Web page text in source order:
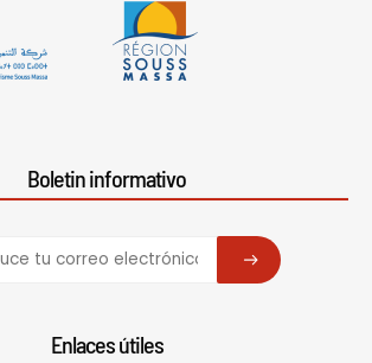
Boletin informativo
SUBSCRIBE
Enlaces útiles